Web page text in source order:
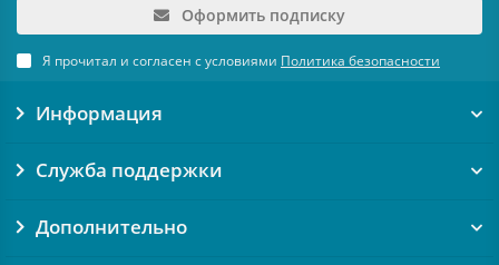
Оформить подписку
Я прочитал и согласен с условиями Политика безопасности
Информация
Служба поддержки
Дополнительно